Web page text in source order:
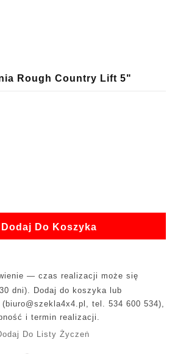
Rough Country Lift 5"
Dodaj Do Koszyka
— czas realizacji może się
dni). Dodaj do koszyka lub
( biuro@szekla4x4.pl , tel. 534 600 534),
i termin realizacji.
Do Listy Życzeń